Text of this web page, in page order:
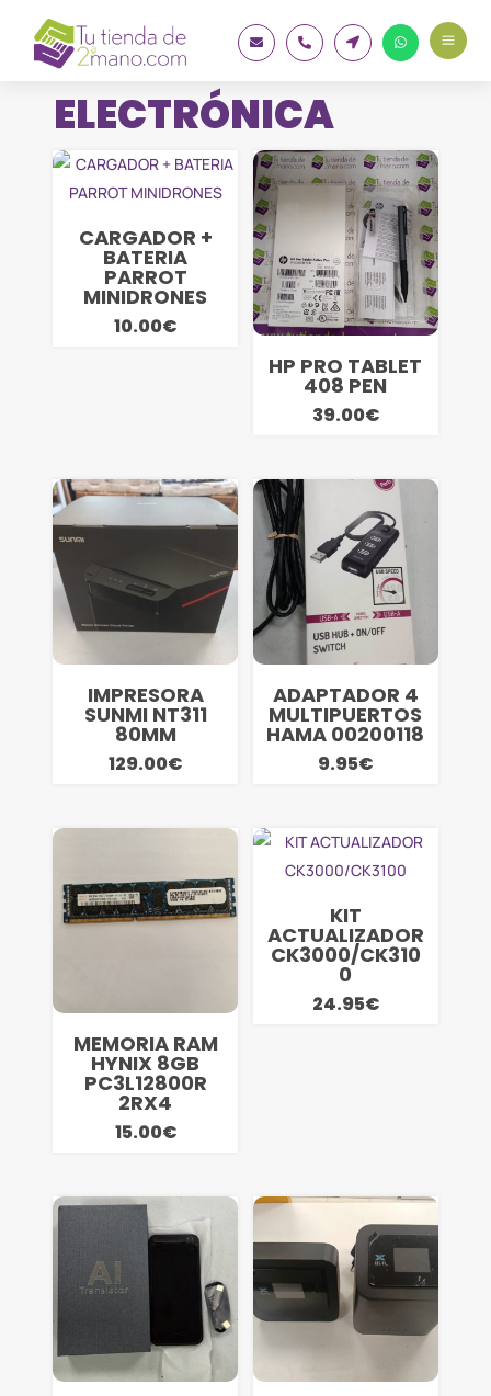
    a
ELECTRÓNICA
CARGADOR +
BATERIA
PARROT
MINIDRONES
10.00€
HP PRO TABLET
408 PEN
39.00€
IMPRESORA
SUNMI NT311
80MM
129.00€
ADAPTADOR 4
MULTIPUERTOS
HAMA 00200118
9.95€
MEMORIA RAM
HYNIX 8GB
PC3L12800R
2RX4
15.00€
KIT
ACTUALIZADOR
CK3000/CK310
0
24.95€